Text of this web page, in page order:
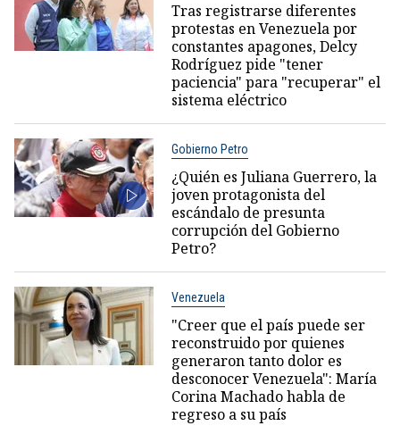
Tras registrarse diferentes
protestas en Venezuela por
constantes apagones, Delcy
Rodríguez pide "tener
paciencia" para "recuperar" el
sistema eléctrico
Gobierno Petro
¿Quién es Juliana Guerrero, la
joven protagonista del
escándalo de presunta
corrupción del Gobierno
Petro?
Venezuela
"Creer que el país puede ser
reconstruido por quienes
generaron tanto dolor es
desconocer Venezuela": María
Corina Machado habla de
regreso a su país